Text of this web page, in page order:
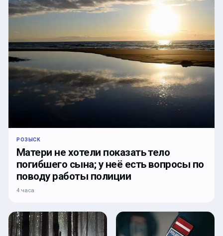
РОЗЫСК
Матери не хотели показать тело
погибшего сына; у неё есть вопросы по
поводу работы полиции
4 часа